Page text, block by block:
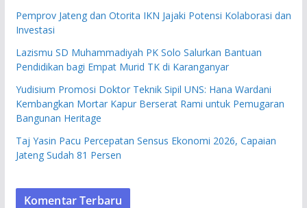
Pemprov Jateng dan Otorita IKN Jajaki Potensi Kolaborasi dan
Investasi
Lazismu SD Muhammadiyah PK Solo Salurkan Bantuan
Pendidikan bagi Empat Murid TK di Karanganyar
Yudisium Promosi Doktor Teknik Sipil UNS: Hana Wardani
Kembangkan Mortar Kapur Berserat Rami untuk Pemugaran
Bangunan Heritage
Taj Yasin Pacu Percepatan Sensus Ekonomi 2026, Capaian
Jateng Sudah 81 Persen
Komentar Terbaru